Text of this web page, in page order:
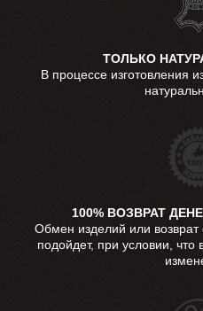
ТОЛЬКО
В процессе изготовления
100% ВОЗВРАТ
Обмен изделий или
подойдет, при условии,